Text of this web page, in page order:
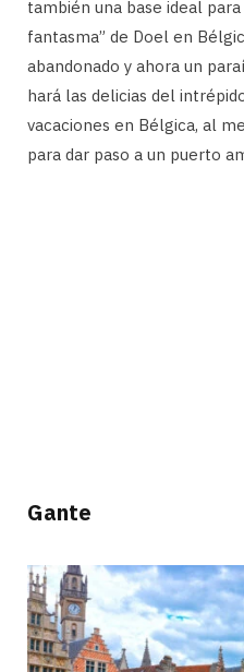
también una base ideal
fantasma” de Doel en
abandonado y ahora un
hará las delicias del
vacaciones en Bélgica, al
para dar paso a un puerto
Gante